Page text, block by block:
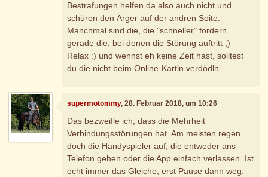
Bestrafungen helfen da also auch nicht und
schüren den Ärger auf der andren Seite.
Manchmal sind die, die "schneller" fordern
gerade die, bei denen die Störung auftritt ;)
Relax :) und wennst eh keine Zeit hast, solltest
du die nicht beim Online-Kartln verdödln.
supermotommy, 28. Februar 2018, um 10:26
Das bezweifle ich, dass die Mehrheit
Verbindungsstörungen hat. Am meisten regen
doch die Handyspieler auf, die entweder ans
Telefon gehen oder die App einfach verlassen. Ist
echt immer das Gleiche, erst Pause dann weg.